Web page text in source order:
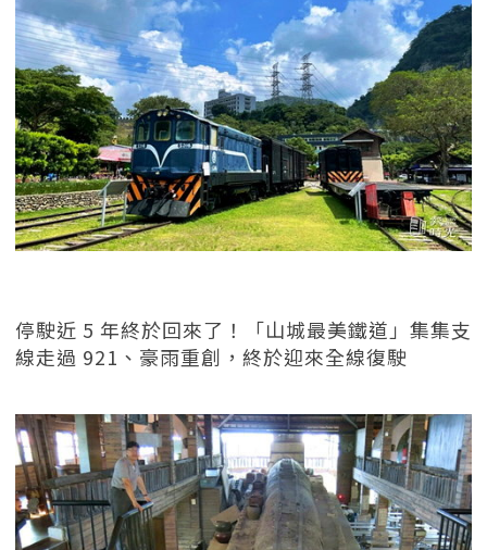
停駛近 5 年終於回來了！「山城最美鐵道」集集支
線走過 921、豪雨重創，終於迎來全線復駛